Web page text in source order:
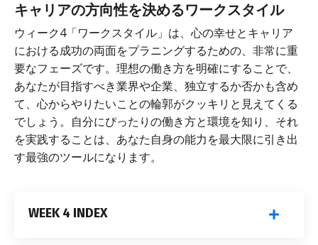
キャリアの方向性を決めるワークスタイル
ウィーク4「ワークスタイル」は、心の幸せとキャリア
における成功の両面をプラニングするための、非常に重
要なフェーズです。理想の働き方を明確にすることで、
あなたが目指すべき業界や企業、独立するか否かも含め
て、心からやりたいことの輪郭がクッキリと見えてくる
でしょう。自分にぴったりの働き方と環境を知り、それ
を実践することは、あなた自身の能力を最大限に引き出
す最強のツールになります。
WEEK 4 INDEX